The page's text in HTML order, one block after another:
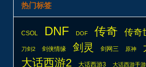
热门标签
CSOL DNF DOF 传奇 传奇
刀剑2 剑侠情缘 剑灵 剑网三 原神
大话西游2 大话西游3 大话西游手游